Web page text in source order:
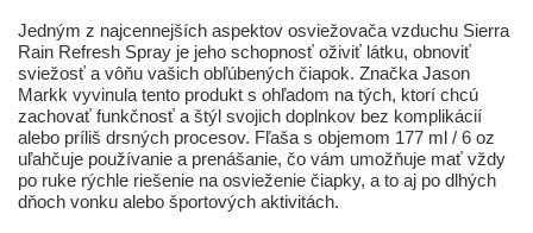
Jedným z najcennejších aspektov osviežovača vzduchu Sierra
Rain Refresh Spray je jeho schopnosť oživiť látku, obnoviť
sviežosť a vôňu vašich obľúbených čiapok. Značka Jason
Markk vyvinula tento produkt s ohľadom na tých, ktorí chcú
zachovať funkčnosť a štýl svojich doplnkov bez komplikácií
alebo príliš drsných procesov. Fľaša s objemom 177 ml / 6 oz
uľahčuje používanie a prenášanie, čo vám umožňuje mať vždy
po ruke rýchle riešenie na osvieženie čiapky, a to aj po dlhých
dňoch vonku alebo športových aktivitách.